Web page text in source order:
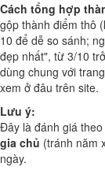
Cách tổng hợp
gộp thành điểm thô
10 để dễ so sánh;
đẹp nhất", từ 3/10
dùng chung với
xem ở đâu trên site.
Lưu ý:
Đây là đánh giá
gia chủ (tránh năm
ngày.